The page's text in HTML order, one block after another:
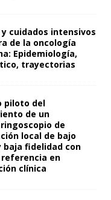
y cuidados intensivos
de la oncología
Epidemiología,
trayectorias
piloto del
de un
de
local de bajo
baja fidelidad con
referencia en
clínica